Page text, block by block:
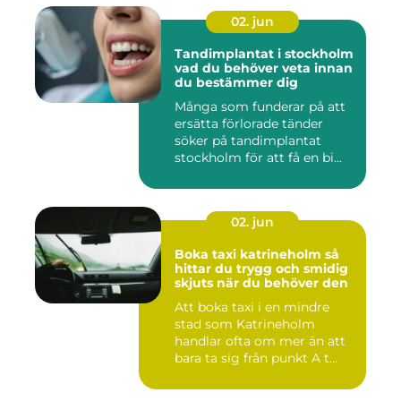
02. jun
Tandimplantat i stockholm
vad du behöver veta innan
du bestämmer dig
Många som funderar på att
ersätta förlorade tänder
söker på tandimplantat
stockholm för att få en bi...
02. jun
Boka taxi katrineholm så
hittar du trygg och smidig
skjuts när du behöver den
Att boka taxi i en mindre
stad som Katrineholm
handlar ofta om mer än att
bara ta sig från punkt A t...